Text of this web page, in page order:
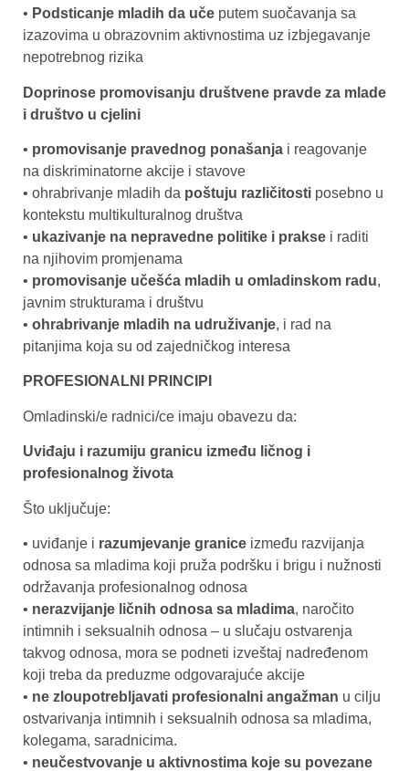
• Podsticanje mladih da uče putem suočavanja sa
izazovima u obrazovnim aktivnostima uz izbjegavanje
nepotrebnog rizika
Doprinose promovisanju društvene pravde za mlade
i društvo u cjelini
• promovisanje pravednog ponašanja i reagovanje
na diskriminatorne akcije i stavove
• ohrabrivanje mladih da poštuju različitosti posebno u
kontekstu multikulturalnog društva
• ukazivanje na nepravedne politike i prakse i raditi
na njihovim promjenama
• promovisanje učešća mladih u omladinskom radu,
javnim strukturama i društvu
• ohrabrivanje mladih na udruživanje, i rad na
pitanjima koja su od zajedničkog interesa
PROFESIONALNI PRINCIPI
Omladinski/e radnici/ce imaju obavezu da:
Uviđaju i razumiju granicu između ličnog i
profesionalnog života
Što uključuje:
• uviđanje i razumjevanje granice između razvijanja
odnosa sa mladima koji pruža podršku i brigu i nužnosti
održavanja profesionalnog odnosa
• nerazvijanje ličnih odnosa sa mladima, naročito
intimnih i seksualnih odnosa – u slučaju ostvarenja
takvog odnosa, mora se podneti izveštaj nadređenom
koji treba da preduzme odgovarajuće akcije
• ne zloupotrebljavati profesionalni angažman u cilju
ostvarivanja intimnih i seksualnih odnosa sa mladima,
kolegama, saradnicima.
• neučestvovanje u aktivnostima koje su povezane